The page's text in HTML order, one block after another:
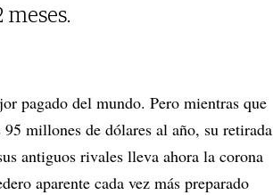
pagado del mundo. Pero mientras que
millones de dólares al año, su retirada
antiguos rivales lleva ahora la corona
aparente cada vez más preparado